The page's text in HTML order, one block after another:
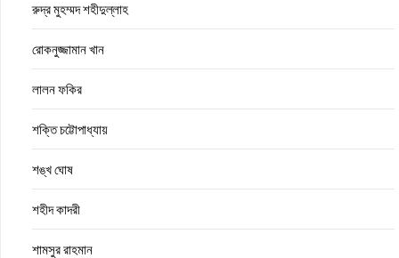
রুদ্র মুহম্মদ শহীদুল্লাহ
রোকনুজ্জামান খান
লালন ফকির
শক্তি চট্টোপাধ্যায়
শঙ্খ ঘোষ
শহীদ কাদরী
শামসুর রাহমান